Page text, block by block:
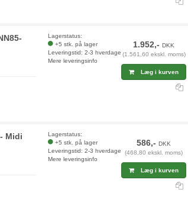
Lagerstatus:
+5 stk. på lager
Leveringstid: 2-3 hverdage
Mere leveringsinfo
1.952,-DKK
(1.561,60 ekskl. moms)
Læg i kurven
Midi
Lagerstatus:
+5 stk. på lager
Leveringstid: 2-3 hverdage
Mere leveringsinfo
586,-DKK
(468,80 ekskl. moms)
Læg i kurven